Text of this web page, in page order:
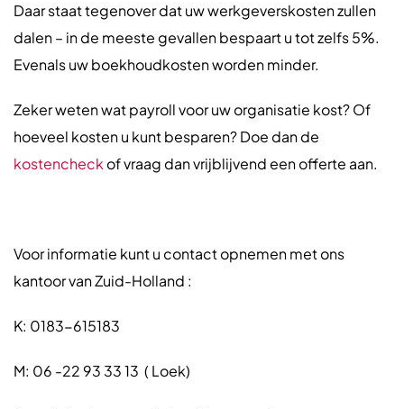
Daar staat tegenover dat uw werkgeverskosten zullen
dalen – in de meeste gevallen bespaart u tot zelfs 5%.
Evenals uw boekhoudkosten worden minder.
Zeker weten wat payroll voor uw organisatie kost? Of
hoeveel kosten u kunt besparen? Doe dan de
kostencheck of vraag dan vrijblijvend een offerte aan.
Voor informatie kunt u contact opnemen met ons
kantoor van Zuid-Holland :
K: 0183-615183
M: 06 -22 93 33 13 ( Loek)